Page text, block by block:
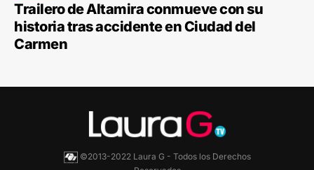
Trailero de Altamira conmueve con su
historia tras accidente en Ciudad del
Carmen
©2013-2022 Laura G - Todos los Derechos